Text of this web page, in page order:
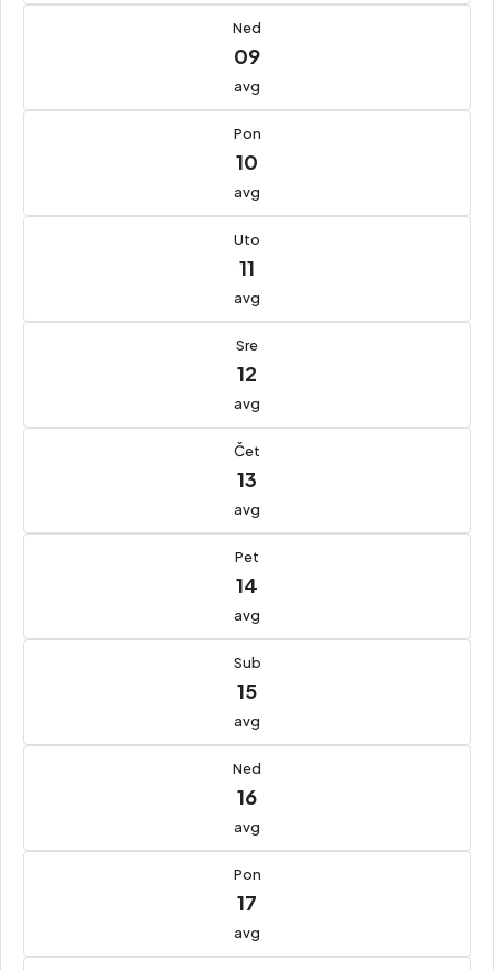
Ned
09
avg
Pon
10
avg
Uto
11
avg
Sre
12
avg
Čet
13
avg
Pet
14
avg
Sub
15
avg
Ned
16
avg
Pon
17
avg